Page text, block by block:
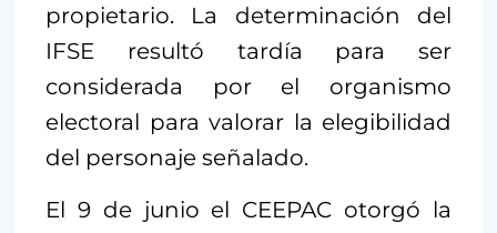
propietario. La determinación del
IFSE resultó tardía para ser
considerada por el organismo
electoral para valorar la elegibilidad
del personaje señalado.
El 9 de junio el CEEPAC otorgó la